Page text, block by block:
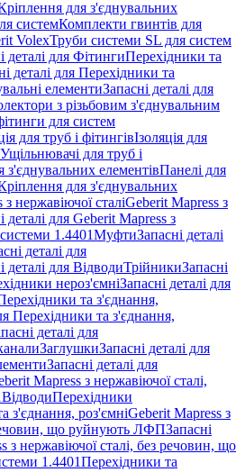
для з'єднувальних
системКомплекти гвинтів для
VolexТруби системи SL для систем
деталі для ФітингиПерехідники та
деталі для Перехідники та
елементиЗапасні деталі для
з різьбовим з'єднувальним
для систем
для труб і фітингівІзоляція для
Ущільнювачі для труб і
з'єднувальних елементівПанелі для
для з'єднувальних
нержавіючої сталіGeberit Mapress з
деталі для Geberit Mapress з
1.4401МуфтиЗапасні деталі
деталі для
деталі для ВідводиТрійникиЗапасні
нероз'ємніЗапасні деталі для
та з'єднання,
Перехідники та з'єднання,
деталі для
ЗаглушкиЗапасні деталі для
Запасні деталі для
Mapress з нержавіючої сталі,
ВідводиПерехідники
з'єднання, роз'ємніGeberit Mapress з
що руйнують ЛФПЗапасні
з нержавіючої сталі, без речовин, що
1.4401Перехідники та